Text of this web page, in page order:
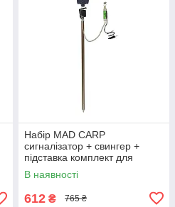
Набір MAD CARP
сигналізатор + свингер +
підставка комплект для
коропової риболовлі
В наявності
612 ₴ 765 ₴